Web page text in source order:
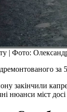
| Фото:
закінчили
нюанси міст